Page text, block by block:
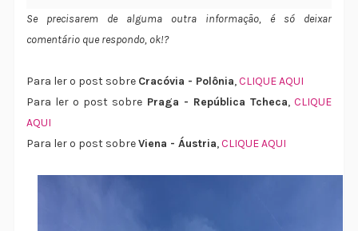
Se precisarem de alguma outra informação, é só deixar
comentário que respondo, ok!?
Para ler o post sobre Cracóvia - Polônia,CLIQUE AQUI
Para ler o post sobre Praga - República Tcheca,CLIQUE
AQUI
Para ler o post sobreViena - Áustria,CLIQUE AQUI